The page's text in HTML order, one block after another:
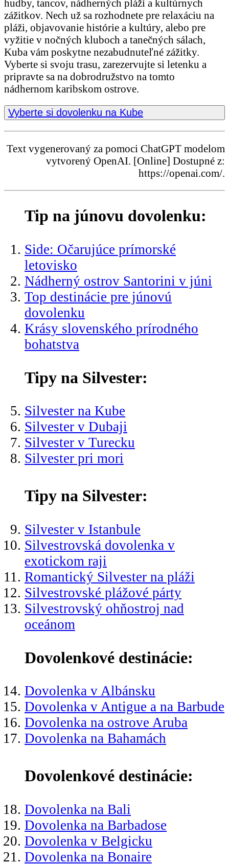
hudby, tancov, nádherných pláží a kultúrnych
zážitkov. Nech už sa rozhodnete pre relaxáciu na
pláži, objavovanie histórie a kultúry, alebo pre
vyžitie v nočných kluboch a tanečných sálach,
Kuba vám poskytne nezabudnuteľné zážitky.
Vyberte si svoju trasu, zarezervujte si letenku a
pripravte sa na dobrodružstvo na tomto
nádhernom karibskom ostrove.
Vyberte si dovolenku na Kube
Text vygenerovaný za pomoci ChatGPT modelom
vytvorený OpenAI. [Online] Dostupné z:
https://openai.com/.
Tip na júnovu dovolenku:
Side: Očarujúce prímorské
letovisko
Nádherný ostrov Santorini v júni
Top destinácie pre júnovú
dovolenku
Krásy slovenského prírodného
bohatstva
Tipy na Silvester:
Silvester na Kube
Silvester v Dubaji
Silvester v Turecku
Silvester pri mori
Tipy na Silvester:
Silvester v Istanbule
Silvestrovská dovolenka v
exotickom raji
Romantický Silvester na pláži
Silvestrovské plážové párty
Silvestrovský ohňostroj nad
oceánom
Dovolenkové destinácie:
Dovolenka v Albánsku
Dovolenka v Antigue a na Barbude
Dovolenka na ostrove Aruba
Dovolenka na Bahamách
Dovolenkové destinácie:
Dovolenka na Bali
Dovolenka na Barbadose
Dovolenka v Belgicku
Dovolenka na Bonaire